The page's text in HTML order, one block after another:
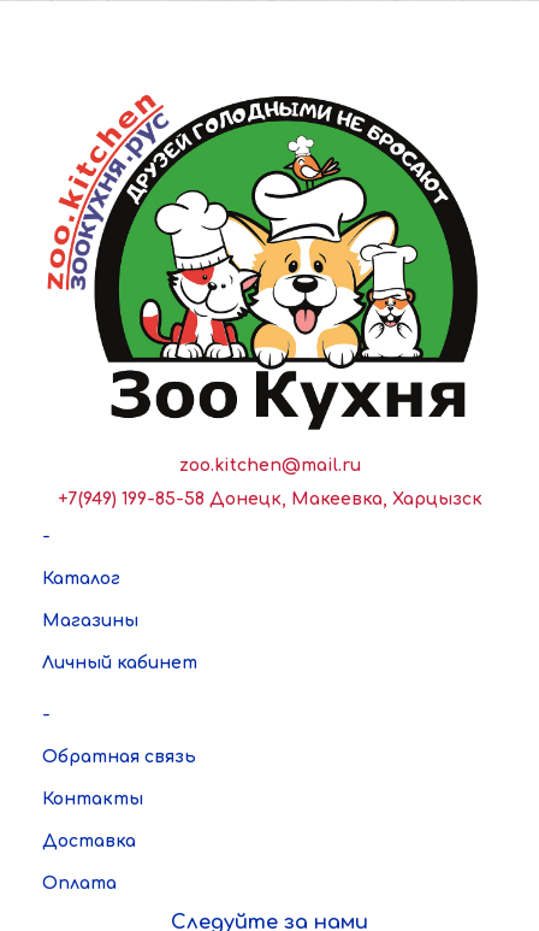
zoo.kitchen@mail.ru
+7(949) 199-85-58 Донецк, Макеевка, Харцызск
-
Каталог
Магазины
Личный кабинет
-
Обратная связь
Контакты
Доставка
Оплата
Следуйте за нами